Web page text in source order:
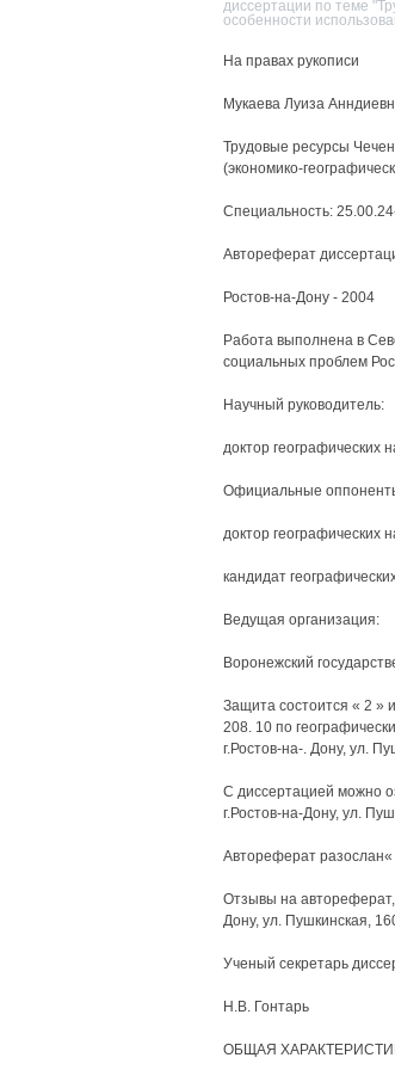
диссертации по теме
особенности
На правах рукописи
Мукаева Луиза
Трудовые ресурсы
(экономико-
Специальность:
Автореферат
Ростов-на-Дону - 2004
Работа выполнена в
социальных проблем
Научный руководитель:
доктор географических
Официальные
доктор географических
кандидат
Ведущая организация:
Воронежский
Защита состоится « 2 »
208. 10 по
г.Ростов-на-. Дону, ул.
С диссертацией можно
г.Ростов-на-Дону, ул.
Автореферат разослан«
Отзывы на автореферат,
Дону, ул. Пушкинская,
Ученый секретарь
Н.В. Гонтарь
ОБЩАЯ